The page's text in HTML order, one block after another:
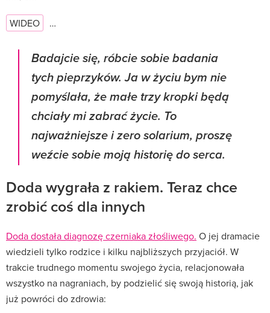
WIDEO …
Badajcie się, róbcie sobie badania
tych pieprzyków. Ja w życiu bym nie
pomyślała, że małe trzy kropki będą
chciały mi zabrać życie. To
najważniejsze i zero solarium, proszę
weźcie sobie moją historię do serca.
Doda wygrała z rakiem. Teraz chce
zrobić coś dla innych
Doda dostała diagnozę czerniaka złośliwego. O jej dramacie
wiedzieli tylko rodzice i kilku najbliższych przyjaciół. W
trakcie trudnego momentu swojego życia, relacjonowała
wszystko na nagraniach, by podzielić się swoją historią, jak
już powróci do zdrowia: